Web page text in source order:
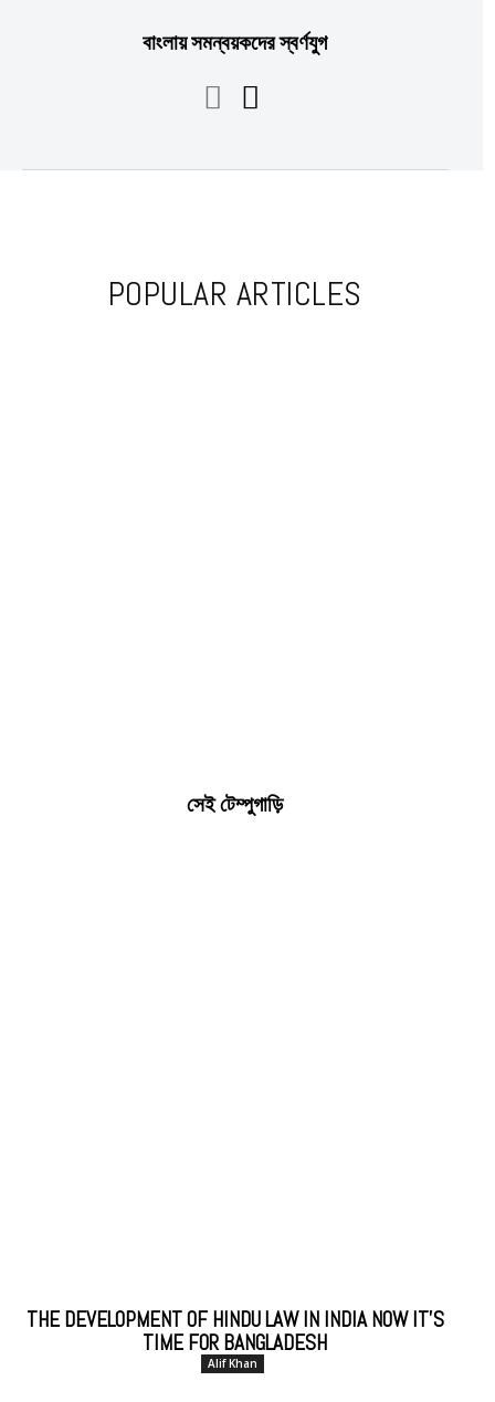
বাংলায় সমন্বয়কদের স্বর্ণযুগ
POPULAR ARTICLES
সেই টেম্পুগাড়ি
THE DEVELOPMENT OF HINDU LAW IN INDIA NOW IT’S
TIME FOR BANGLADESH
Alif Khan